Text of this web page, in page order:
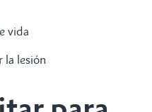
vida
la lesión